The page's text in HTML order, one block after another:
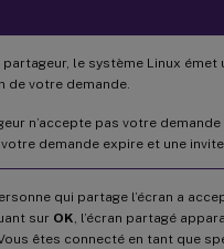
partageur, le système Linux émet
de votre demande.
n’accepte pas votre
demande expire et une
qui partage l’écran a
sur OK, l’écran partagé
êtes connecté en tant que